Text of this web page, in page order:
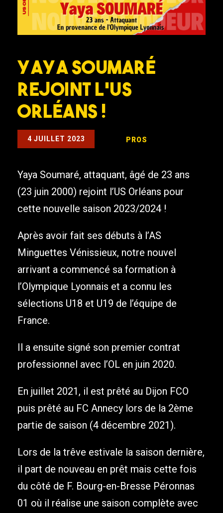
Yaya Soumaré
rejoint l’US
Orléans !
4 JUILLET 2023 PROS
Yaya Soumaré, attaquant, âgé de 23 ans
(23 juin 2000) rejoint l’US Orléans pour
cette nouvelle saison 2023/2024 !
Après avoir fait ses débuts à l’AS
Minguettes Vénissieux, notre nouvel
arrivant a commencé sa formation à
l’Olympique Lyonnais et a connu les
sélections U18 et U19 de l’équipe de
France.
Il a ensuite signé son premier contrat
professionnel avec l’OL en juin 2020.
En juillet 2021, il est prêté au Dijon FCO
puis prêté au FC Annecy lors de la 2ème
partie de saison (4 décembre 2021).
Lors de la trêve estivale la saison dernière,
il part de nouveau en prêt mais cette fois
du côté de F. Bourg-en-Bresse Péronnas
01 où il réalise une saison complète avec